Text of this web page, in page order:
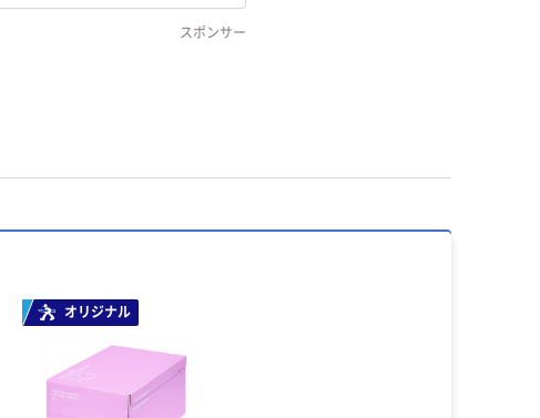
スポンサー
オリジナル